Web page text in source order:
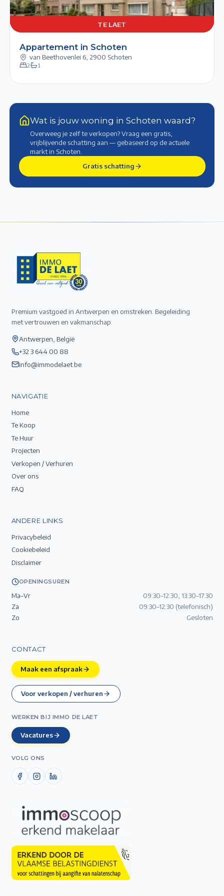
TE LAET
TE
Appartement in Schoten
van Beethovenlei 6 2900 Schoten
2 1
Wat is jouw woning in Schoten waard?
Overweeg je zelf te verkopen? Vraag een gratis,
vrijblijvende schatting aan — gebaseerd op de actuele
marktin Schoten
Gratis schatting
Premium vastgoed in Antwerpen en omstreken. Begeleiding
met vertrouwen en vakmanschap.
Antwerpen, België
+32 3 644 00 88
info@immodelaet.be
NAVIGATIE
Home
Te Koop
Te Huur
Projecten
Verkopen / Verhuren
Over ons
FAQ
ANDERE LINKS
Privacybeleid
Cookiebeleid
Disclaimer
OPENINGSUREN
Ma–Vr
09:30–12:30, 13:30–17:30
Za
09:30–12:30 (telefonisch)
Zo
Gesloten
CONTACT
Maak een afspraak
Voor verkopen / verhuren
WERKEN BIJ IMMO DE LAET
Vacatures
VOLG ONS